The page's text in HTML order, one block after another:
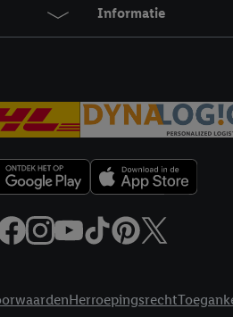
Informatie
Herroepingsrecht
of met identifiers waarover Criteo S.A.
er meer informatie vinden over de
dat er enkel technisch noodzakelijke
verwerkingen voor alle
en je recht om jouw toestemming op
de impressum voor de Lidl website hier.